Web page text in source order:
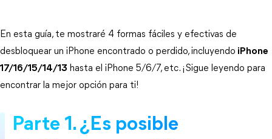
En esta guía, te mostraré 4 formas fáciles y efectivas de
desbloquear un iPhone encontrado o perdido, incluyendo iPhone
17/16/15/14/13 hasta el iPhone 5/6/7, etc. ¡Sigue leyendo para
encontrar la mejor opción para ti!
Parte 1. ¿Es posible